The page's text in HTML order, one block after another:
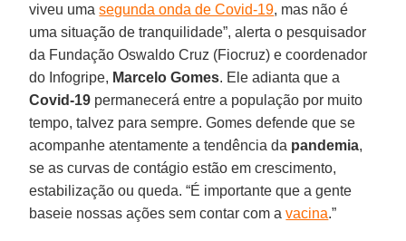
viveu umasegunda onda de Covid-19, mas não é
uma situação de tranquilidade”, alerta o pesquisador
da Fundação Oswaldo Cruz (Fiocruz) e coordenador
do Infogripe, Marcelo Gomes. Ele adianta que a
Covid-19 permanecerá entre a população por muito
tempo, talvez para sempre. Gomes defende que se
acompanhe atentamente a tendência da pandemia,
se as curvas de contágio estão em crescimento,
estabilização ou queda. “É importante que a gente
baseie nossas ações sem contar com avacina.”